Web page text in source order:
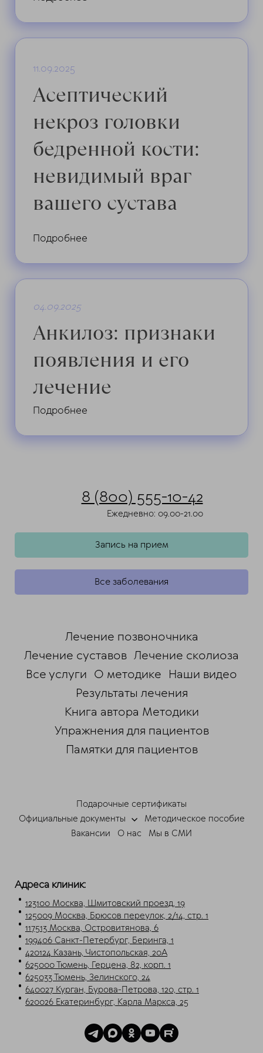
11.09.2025
Асептический
некроз головки
бедренной кости:
невидимый враг
вашего сустава
Подробнее
04.09.2025
Анкилоз: признаки
появления и его
лечение
Подробнее
8 (800) 555-10-42
Ежедневно: 09.00-21.00
Запись на прием
Все заболевания
Лечение позвоночника
Лечение суставов Лечение сколиоза
Все услуги О методике Наши видео
Результаты лечения
Книга автора Методики
Упражнения для пациентов
Памятки для пациентов
Подарочные сертификаты
Официальные документы
Методическое пособие
Вакансии
О нас Мы в СМИ
Адреса клиник:
123100 Москва, Шмитовский проезд, 19
125009 Москва, Брюсов переулок, 2/14, стр. 1
117513 Москва, Островитянова, 6
199406 Санкт-Петербург, Беринга, 1
420124 Казань, Чистопольская, 20А
625000 Тюмень, Герцена, 82, корп. 1
625033 Тюмень, Зелинского, 24
640027 Курган, Бурова-Петрова, 120, стр. 1
620026 Екатеринбург, Карла Маркса, 25
Мессенджеры
Свяжитесь с нами через любой удобный